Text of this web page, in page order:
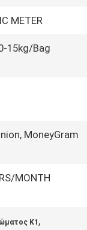
METER
15kg/Bag
MoneyGram
MONTH
K1 ,